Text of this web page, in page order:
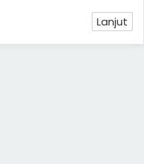
Lanjut